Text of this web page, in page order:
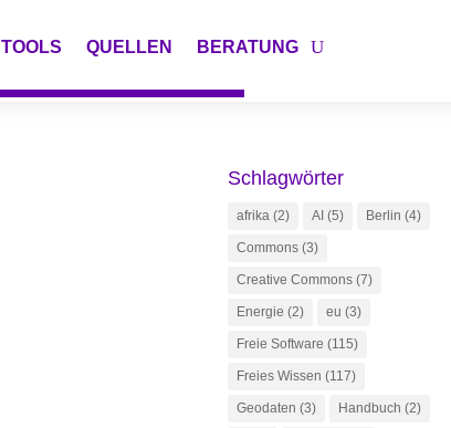
TOOLS QUELLEN BERATUNG
Schlagwörter
afrika(2) AI (5) Berlin (4)
Commons(3)
Creative Commons(7)
Energie (2) eu (3)
Freie Software (115)
Freies Wissen (117)
Geodaten (3) Handbuch (2)